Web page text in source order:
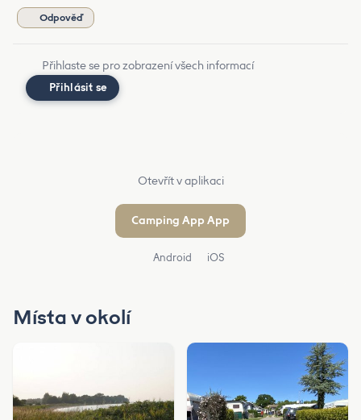
Odpověď
Přihlaste se pro zobrazení všech informací
Přihlásit se
Otevřít v aplikaci
Camping App App
Android iOS
Místa v okolí